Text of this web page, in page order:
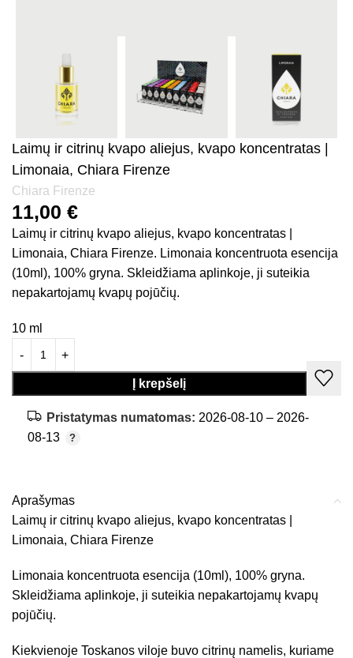
Laimų ir citrinų kvapo aliejus, kvapo koncentratas |
Limonaia, Chiara Firenze
Chiara Firenze
11,00 €
Laimų ir citrinų kvapo aliejus, kvapo koncentratas |
Limonaia, Chiara Firenze. Limonaia koncentruota esencija
(10ml), 100% gryna. Skleidžiama aplinkoje, ji suteikia
nepakartojamų kvapų pojūčių.
10 ml
Į krepšelį
Pristatymas numatomas: 2026-08-10 – 2026-
08-13
Aprašymas
Laimų ir citrinų kvapo aliejus, kvapo koncentratas |
Limonaia, Chiara Firenze
Limonaia koncentruota esencija (10ml), 100% gryna.
Skleidžiama aplinkoje, ji suteikia nepakartojamų kvapų
pojūčių.
Kiekvienoje Toskanos viloje buvo citrinų namelis, kuriame